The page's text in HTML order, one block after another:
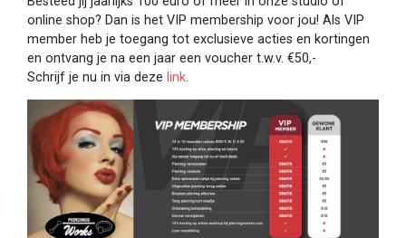
online shop? Dan is het VIP membership voor jou! Als VIP
member heb je toegang tot exclusieve acties en kortingen
en ontvang je na een jaar een voucher t.w.v. €50,-
Schrijf je nu in via deze link.